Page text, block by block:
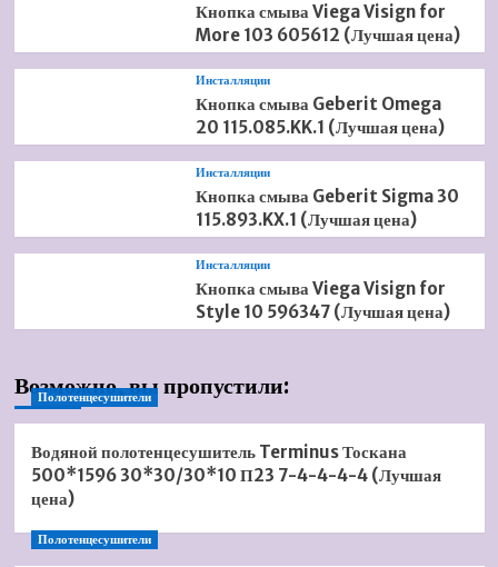
Кнопка смыва Viega Visign for
More 103 605612 (Лучшая цена)
Инсталляции
Кнопка смыва Geberit Omega
20 115.085.KK.1 (Лучшая цена)
Инсталляции
Кнопка смыва Geberit Sigma 30
115.893.KX.1 (Лучшая цена)
Инсталляции
Кнопка смыва Viega Visign for
Style 10 596347 (Лучшая цена)
Возможно, вы пропустили:
Полотенцесушители
Водяной полотенцесушитель Terminus Тоскана
500*1596 30*30/30*10 П23 7-4-4-4-4 (Лучшая
цена)
Полотенцесушители